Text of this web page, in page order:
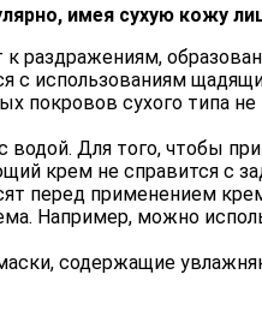
имея сухую кожу
раздражениям,
использованиям
сухого типа
Для того, чтобы
крем не справится с
перед применением
Например, можно
содержащие